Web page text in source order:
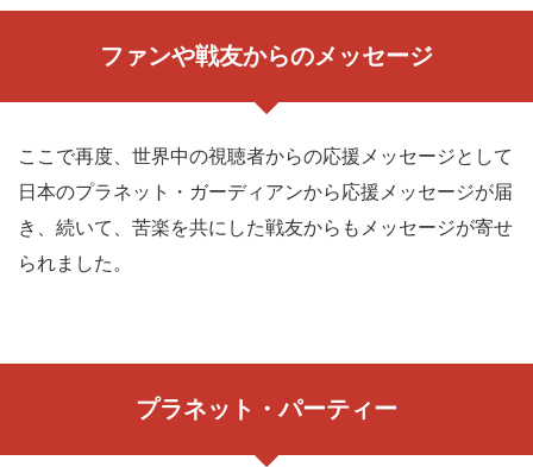
ファンや戦友からのメッセージ
ここで再度、世界中の視聴者からの応援メッセージとして
日本のプラネット・ガーディアンから応援メッセージが届
き、続いて、苦楽を共にした戦友からもメッセージが寄せ
られました。
プラネット・パーティー